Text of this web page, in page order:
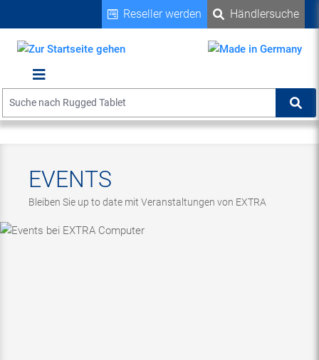
Reseller werden Händlersuche
Suche
EVENTS
Bleiben Sie up to date mit Veranstaltungen von EXTRA